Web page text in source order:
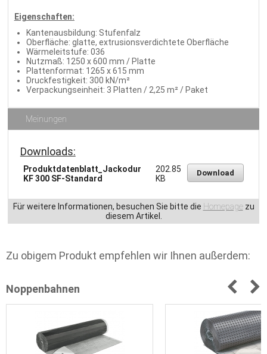
Eigenschaften:
Kantenausbildung: Stufenfalz
Oberfläche: glatte, extrusionsverdichtete Oberfläche
Wärmeleitstufe: 036
Nutzmaß: 1250 x 600 mm / Platte
Plattenformat: 1265 x 615 mm
Druckfestigkeit: 300 kN/m²
Verpackungseinheit: 3 Platten / 2,25 m² / Paket
Meinungen
Downloads:
Produktdatenblatt_Jackodur
KF 300 SF-Standard
202.85
KB
Download
Für weitere Informationen, besuchen Sie bitte die Homepagezu
diesem Artikel.
Zu obigem Produkt empfehlen wir Ihnen außerdem:
Noppenbahnen